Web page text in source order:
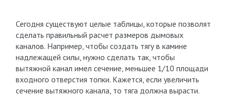
Сегодня существуют целые таблицы, которые позволят
сделать правильный расчет размеров дымовых
каналов. Например, чтобы создать тягу в камине
надлежащей силы, нужно сделать так, чтобы
вытяжной канал имел сечение, меньшее 1/10 площади
входного отверстия топки. Кажется, если увеличить
сечение вытяжного канала, то тяга должна вырасти.